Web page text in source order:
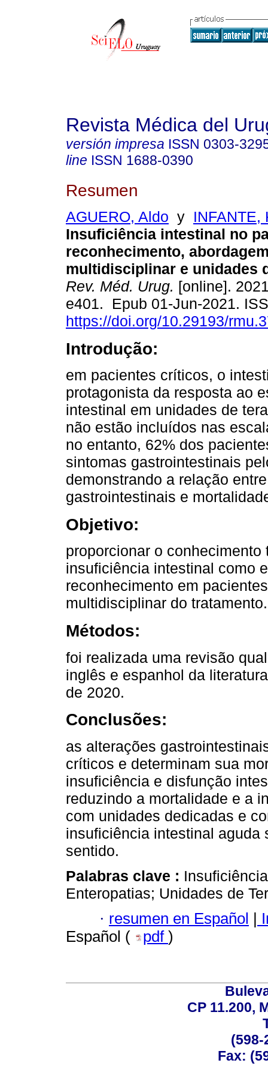
Revista Médica del
versión impresa ISSN 0303-
line ISSN 1688-0390
Resumen
AGUERO, Aldo y INFANTE,
Insuficiência intestinal no
reconhecimento,
multidisciplinar e unidades
Rev. Méd. Urug. [online].
e401. Epub 01-Jun-2021.
https://doi.org/10.29193/
Introdução:
em pacientes críticos, o
protagonista da resposta ao
intestinal em unidades de
não estão incluídos nas
no entanto, 62% dos
sintomas gastrointestinais
demonstrando a relação
gastrointestinais e
Objetivo:
proporcionar o
insuficiência intestinal como
reconhecimento em
multidisciplinar do tratamento.
Métodos:
foi realizada uma revisão
inglês e espanhol da
de 2020.
Conclusões:
as alterações
críticos e determinam sua
insuficiência e disfunção
reduzindo a mortalidade e a
com unidades dedicadas e
insuficiência intestinal aguda
sentido.
Palabras clave :
Enteropatias; Unidades de
· resumen en Español
Español (
pdf )
CP 11.200,
(598-
Fax: